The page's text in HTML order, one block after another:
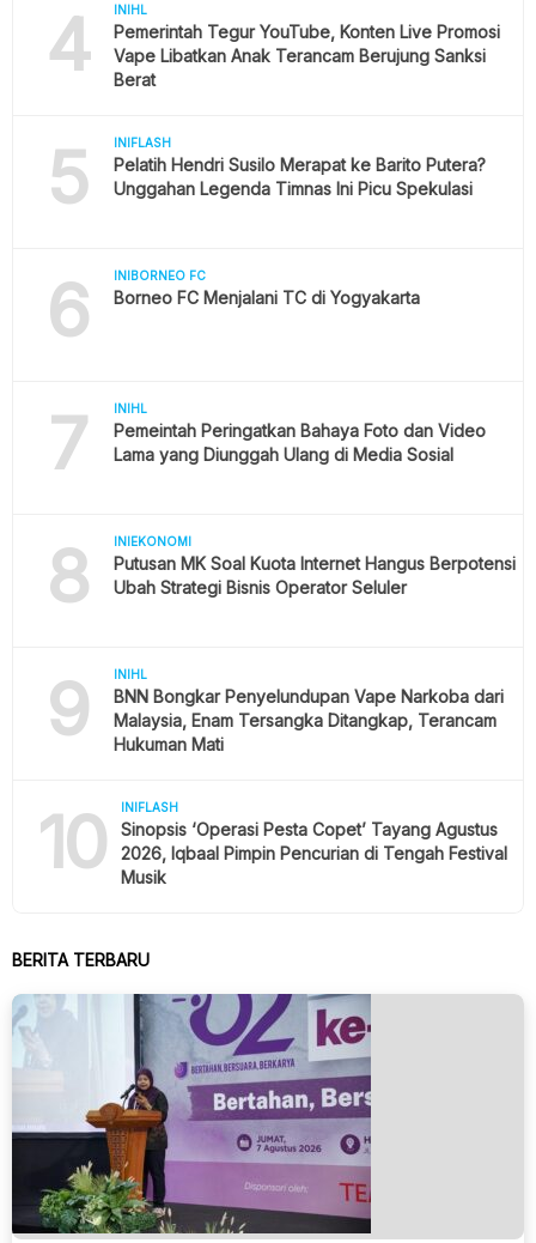
4 INIHL
Pemerintah Tegur YouTube, Konten Live Promosi
Vape Libatkan Anak Terancam Berujung Sanksi
Berat
5 INIFLASH
Pelatih Hendri Susilo Merapat ke Barito Putera?
Unggahan Legenda Timnas Ini Picu Spekulasi
6 INIBORNEO FC
Borneo FC Menjalani TC di Yogyakarta
7 INIHL
Pemeintah Peringatkan Bahaya Foto dan Video
Lama yang Diunggah Ulang di Media Sosial
8 INIEKONOMI
Putusan MK Soal Kuota Internet Hangus Berpotensi
Ubah Strategi Bisnis Operator Seluler
9 INIHL
BNN Bongkar Penyelundupan Vape Narkoba dari
Malaysia, Enam Tersangka Ditangkap, Terancam
Hukuman Mati
10 INIFLASH
Sinopsis ‘Operasi Pesta Copet’ Tayang Agustus
2026, Iqbaal Pimpin Pencurian di Tengah Festival
Musik
BERITA TERBARU